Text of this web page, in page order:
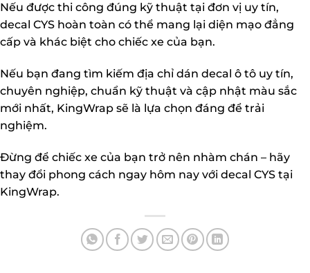
Nếu được thi công đúng kỹ thuật tại đơn vị uy tín,
decal CYS hoàn toàn có thể mang lại diện mạo đẳng
cấp và khác biệt cho chiếc xe của bạn.
Nếu bạn đang tìm kiếm địa chỉ dán decal ô tô uy tín,
chuyên nghiệp, chuẩn kỹ thuật và cập nhật màu sắc
mới nhất, KingWrap sẽ là lựa chọn đáng để trải
nghiệm.
Đừng để chiếc xe của bạn trở nên nhàm chán – hãy
thay đổi phong cách ngay hôm nay với decal CYS tại
KingWrap.